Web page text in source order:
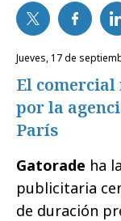
jueves, 17 de
El comercial
por la
París
Gatorade ha
publicitaria
de duración